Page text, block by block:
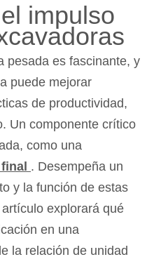
impulso
pesada es fascinante, y
puede mejorar
de productividad,
Un componente crítico
como una
. Desempeña un
y la función de estas
explorará qué
en una
la relación de unidad